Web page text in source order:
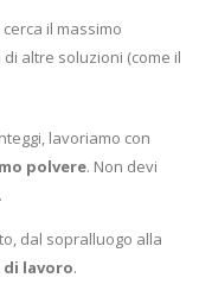
il massimo
altre soluzioni (come il
lavoriamo con
polvere. Non devi
dal sopralluogo alla
lavoro.